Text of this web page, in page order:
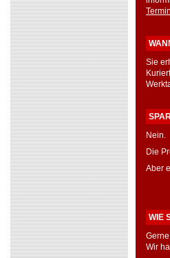
Sie
Nein.
Die
Aber
WIE
Wir